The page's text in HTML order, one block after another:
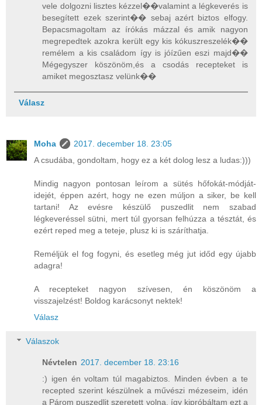
vele dolgozni lisztes kézzel��valamint a légkeverés is
besegített ezek szerint�� sebaj azért biztos elfogy.
Bepacsmagoltam az írókás mázzal és amik nagyon
megrepedtek azokra került egy kis kókuszreszelék��
remélem a kis családom így is jóízűen eszi majd��
Mégegyszer köszönöm,és a csodás recepteket is
amiket megosztasz velünk��
Válasz
Moha
2017. december 18. 23:05
A csudába, gondoltam, hogy ez a két dolog lesz a ludas:)))
Mindig nagyon pontosan leírom a sütés hőfokát-módját-
idejét, éppen azért, hogy ne ezen múljon a siker, be kell
tartani! Az evésre készülő puszedlit nem szabad
légkeveréssel sütni, mert túl gyorsan felhúzza a tésztát, és
ezért reped meg a teteje, plusz ki is száríthatja.
Reméljük el fog fogyni, és esetleg még jut időd egy újabb
adagra!
A recepteket nagyon szívesen, én köszönöm a
visszajelzést! Boldog karácsonyt nektek!
Válasz
Válaszok
Névtelen 2017. december 18. 23:16
:) igen én voltam túl magabiztos. Minden évben a te
recepted szerint készülnek a művészi mézeseim, idén
a Párom puszedlit szeretett volna, így kipróbáltam ezt a